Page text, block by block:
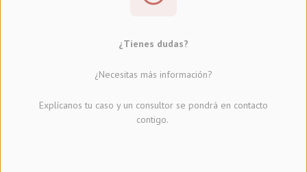
¿Tienes dudas?
¿Necesitas más información?
Explícanos tu caso y un consultor se pondrá en contacto
contigo.